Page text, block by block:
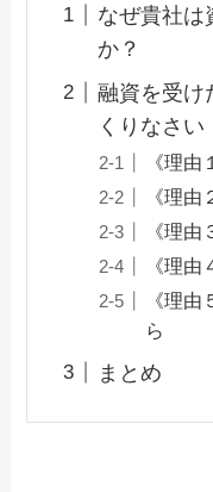
なぜ貴社は
か？
融資を受け
くりなさい
《理
《理
《理
《理
《理
ら
まとめ